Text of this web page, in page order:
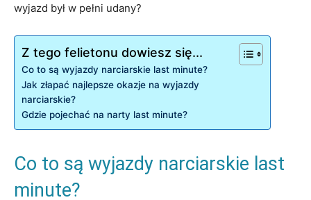
wyjazd był w pełni udany?
Z tego felietonu dowiesz się...
Co to są wyjazdy narciarskie last minute?
Jak złapać najlepsze okazje na wyjazdy
narciarskie?
Gdzie pojechać na narty last minute?
Co to są wyjazdy narciarskie last
minute?